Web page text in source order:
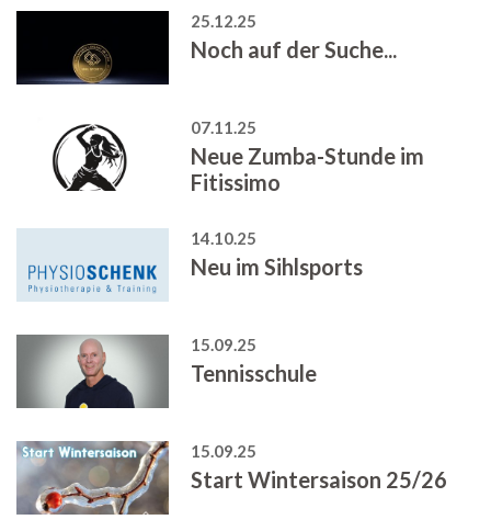
25.12.25
Noch auf der Suche...
07.11.25
Neue Zumba-Stunde im
Fitissimo
14.10.25
Neu im Sihlsports
15.09.25
Tennisschule
15.09.25
Start Wintersaison 25/26